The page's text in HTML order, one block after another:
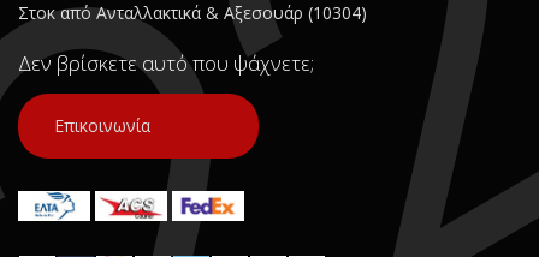
Στοκ από Ανταλλακτικά & Αξεσουάρ (10304)
Δεν βρίσκετε αυτό που ψάχνετε;
Επικοινωνία